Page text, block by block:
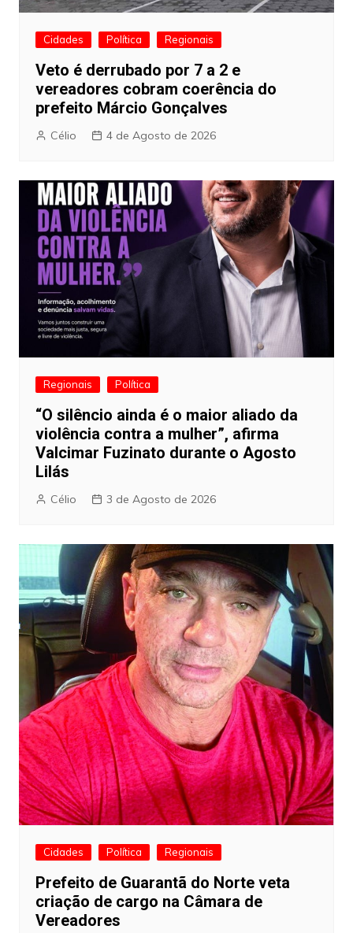
Cidades Política Regionais
Veto é derrubado por 7 a 2 e
vereadores cobram coerência do
prefeito Márcio Gonçalves
Célio 4 de Agosto de 2026
Regionais Política
“O silêncio ainda é o maior aliado da
violência contra a mulher”, afirma
Valcimar Fuzinato durante o Agosto
Lilás
Célio 3 de Agosto de 2026
Cidades Política Regionais
Prefeito de Guarantã do Norte veta
criação de cargo na Câmara de
Vereadores